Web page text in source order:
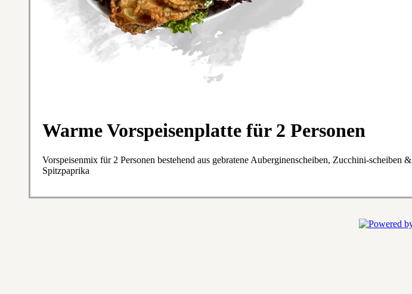
Warme Vorspeisenplatte für 2 Personen
Vorspeisenmix für 2 Personen bestehend aus gebratene Auberginenscheiben, Zucchini-scheiben &
Spitzpaprika